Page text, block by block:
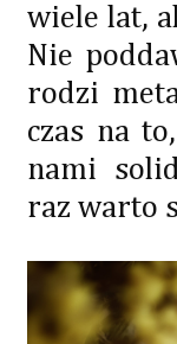
wiele lat,
Nie
rodzi
czas na
nami
raz warto